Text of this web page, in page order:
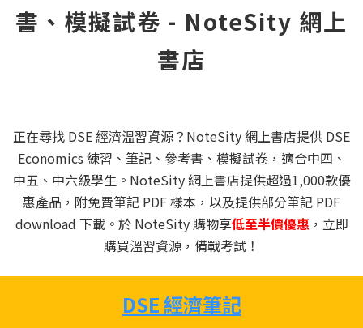
書、模擬試卷 - NoteSity 網上
書店
正在尋找 DSE 經濟溫習資源？NoteSity 網上書店提供 DSE
Economics 練習、筆記、參考書、模擬試卷，適合中四、
中五、中六級學生。NoteSity 網上書店提供超過1,000款優
惠產品，附免費筆記 PDF 樣本，以及提供部分筆記 PDF
download 下載。於 NoteSity 購物享低至半價優惠，立即
購買溫習資源，備戰考試！
DSE 經濟筆記